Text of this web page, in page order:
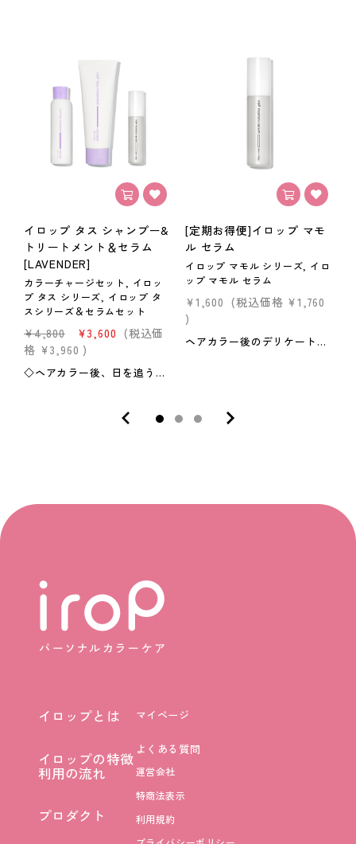
イロップ タス シャンプー&
トリートメント＆セラム
[LAVENDER]
カラーチャージセット, イロッ
プ タス シリーズ, イロップ タ
スシリーズ＆セラムセット
¥4,800 ¥3,600 (税込価
格 ¥3,960 )
◇ヘアカラー後、日を追うごとに抜けてしまう色をチャージ。髪をケアしながら美しい髪色を長持ちさせます。ブリーチしていないカラーヘアにもお使い頂けます。普段お使いのシャンプー・トリートメントと置き換えてご使用ください。◇イロップマモルセラムは、ヘアカラー後のデリケートな髪をケアするミルクタイプのアウトバストリートメント。ヘアカラー後の色落ちとダメージを抑制し、指通りなめらかな髪に導きます。◇髪色ケア診断により、一人ひとりの髪色に合わせて使用スケジュールをパーソナライズ提案します。内容量：100ml（シャンプー）/160g（トリートメント）/40ml（セラム）■定期商品について ・回数にかかわらず、休止・解約が可能です。 ・髪色が変わったときは、マイページから次回のお届け商品を変更できます。 ※通常購入商品をお求めの方は【こちら】から
[定期お得便]イロップ マモ
ル セラム
イロップ マモル シリーズ, イロ
ップ マモル セラム
¥1,600 (税込価格 ¥1,760
)
ヘアカラー後のデリケートな髪をケアするミルクタイプのアウトバストリートメント。 ヘアカラー後の色落ちとダメージを抑制し、指通りなめらかな髪に導きます。 ＜内容量＞40ml ＜特徴＞●カラー長持ち処方*1褪色抑制効果により、染めたての美しい髪色を保ちます。*1 タウリン&テアニン：毛髪を引き締める、酒石酸：pHコントロールによってダメージを抑制●潤い成分はちみつ配合カラー後のパサつきを抑え、指通りなめらかな仕上がりに。●補修ミルク設計ヘアカラーのダメージを受けた毛髪内部まで浸透するミルクタイプ。＜使い方＞ヘアカラー後から毎日ご使用ください。洗髪し、タオルドライした後、少量ずつ手に取り髪全体に均一になじませ、乾かします。 ■定期商品について ・回数にかかわらず、休止・解約が可能です。 ※通常購入商品をお求めの方は【こちら】から
イロップとは
イロップの特徴
イロップの特徴
マイページ
よくある質問
利用の流れ
プロダクト
運営会社
特商法表示
利用規約